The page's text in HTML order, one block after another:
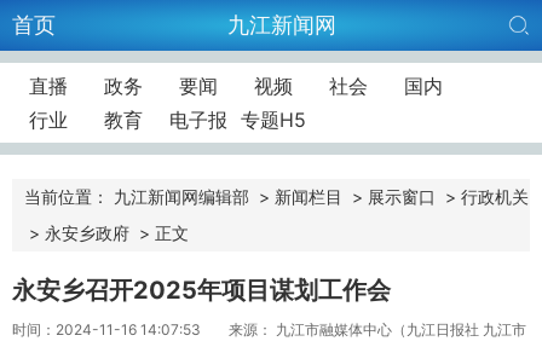
首页 九江新闻网
直播 政务 要闻 视频 社会
国内
行业
教育 电子报 专题H5
当前位置： 九江新闻网编辑部 > 新闻栏目 > 展示窗口 > 行政机关
> 永安乡政府 > 正文
永安乡召开2025年项目谋划工作会
时间：2024-11-16 14:07:53
来源： 九江市融媒体中心（九江日报社 九江市